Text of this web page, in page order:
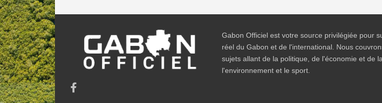
Gabon Officiel est votre source privilégiée pour
réel du Gabon et de l'international. Nous
sujets allant de la politique, de l'économie et de
l'environnement et le sport.